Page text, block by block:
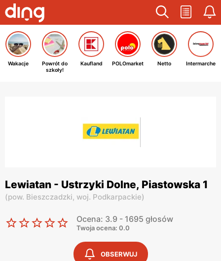
Wakacje
Powrót do
szkoły!
Kaufland POLOmarket Netto Intermarche
Lewiatan - Ustrzyki Dolne, Piastowska 1
(pow. Bieszczadzki, woj. Podkarpackie)
Ocena: 3.9 - 1695 głosów
Twoja ocena: 0.0
OBSERWUJ